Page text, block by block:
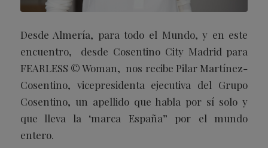
Desde Almería, para todo el Mundo, y en este
encuentro, desde Cosentino City Madrid para
FEARLESS © Woman, nos recibe Pilar Martínez-
Cosentino, vicepresidenta ejecutiva del Grupo
Cosentino, un apellido que habla por sí solo y
que lleva la ‘marca España” por el mundo
entero.